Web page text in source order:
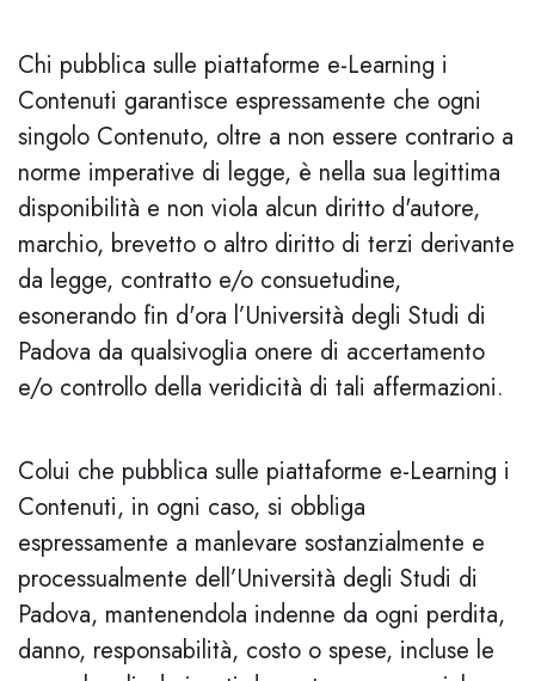
Chi pubblica sulle piattaforme e-Learning i
Contenuti garantisce espressamente che ogni
singolo Contenuto, oltre a non essere contrario a
norme imperative di legge, è nella sua legittima
disponibilità e non viola alcun diritto d'autore,
marchio, brevetto o altro diritto di terzi derivante
da legge, contratto e/o consuetudine,
esonerando fin d'ora l’Università degli Studi di
Padova da qualsivoglia onere di accertamento
e/o controllo della veridicità di tali affermazioni.
Colui che pubblica sulle piattaforme e-Learning i
Contenuti, in ogni caso, si obbliga
espressamente a manlevare sostanzialmente e
processualmente dell’Università degli Studi di
Padova, mantenendola indenne da ogni perdita,
danno, responsabilità, costo o spese, incluse le